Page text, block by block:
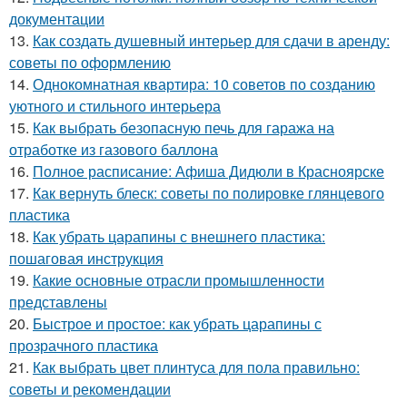
документации
13. Как создать душевный интерьер для сдачи в аренду:
советы по оформлению
14. Однокомнатная квартира: 10 советов по созданию
уютного и стильного интерьера
15. Как выбрать безопасную печь для гаража на
отработке из газового баллона
16. Полное расписание: Афиша Дидюли в Красноярске
17. Как вернуть блеск: советы по полировке глянцевого
пластика
18. Как убрать царапины с внешнего пластика:
пошаговая инструкция
19. Какие основные отрасли промышленности
представлены
20. Быстрое и простое: как убрать царапины с
прозрачного пластика
21. Как выбрать цвет плинтуса для пола правильно:
советы и рекомендации